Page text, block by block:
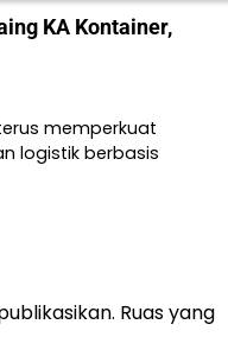
KA Kontainer,
memperkuat
logistik berbasis
Ruas yang